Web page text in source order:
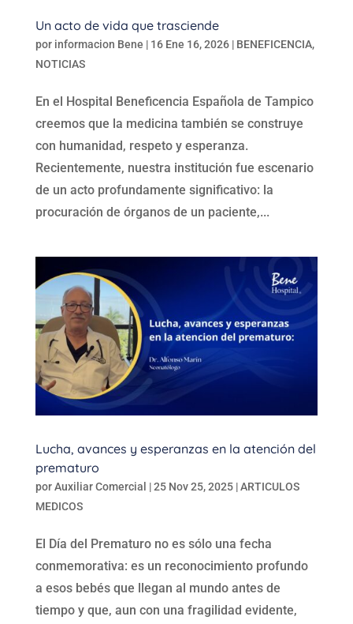
Un acto de vida que trasciende
por informacion Bene | 16 Ene 16, 2026| BENEFICENCIA,
NOTICIAS
En el Hospital Beneficencia Española de Tampico
creemos que la medicina también se construye
con humanidad, respeto y esperanza.
Recientemente, nuestra institución fue escenario
de un acto profundamente significativo: la
procuración de órganos de un paciente,...
Lucha, avances y esperanzas en la atención del
prematuro
porAuxiliar Comercial |25 Nov 25, 2025|ARTICULOS
MEDICOS
El Día del Prematuro no es sólo una fecha
conmemorativa: es un reconocimiento profundo
a esos bebés que llegan al mundo antes de
tiempo y que, aun con una fragilidad evidente,